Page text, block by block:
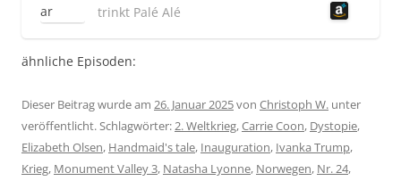
trinkt Palé Alé
ähnliche Episoden:
Dieser Beitrag wurde am 26. Januar 2025von Christoph W. unter
veröffentlicht. Schlagwörter:2. Weltkrieg,Carrie Coon, Dystopie,
Elizabeth Olsen, Handmaid's tale, Inauguration, Ivanka Trump,
Krieg, Monument Valley 3, Natasha Lyonne, Norwegen, Nr. 24,